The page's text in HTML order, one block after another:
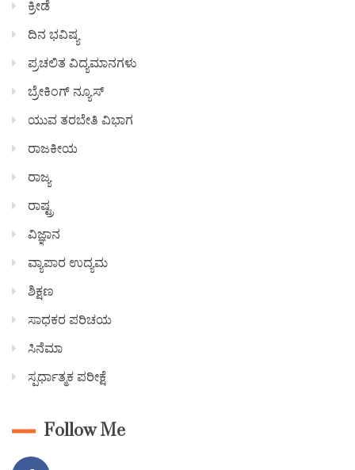
ಕ್ರೀಡೆ
ದಿನ ಭವಿಷ್ಯ
ಪ್ರಚಲಿತ ವಿದ್ಯಮಾನಗಳು
ಬ್ರೇಕಿಂಗ್ ನ್ಯೂಸ್
ಯುವ ತರಬೇತಿ ವಿಭಾಗ
ರಾಜಕೀಯ
ರಾಜ್ಯ
ರಾಷ್ಟ್ರ
ವಿಜ್ಞಾನ
ವ್ಯಾಪಾರ ಉದ್ಯಮ
ಶಿಕ್ಷಣ
ಸಾಧಕರ ಪರಿಚಯ
ಸಿನೆಮಾ
ಸ್ಪರ್ಧಾತ್ಮಕ ಪರೀಕ್ಷೆ
Follow Me